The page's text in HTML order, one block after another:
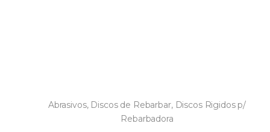
Abrasivos, Discos de Rebarbar, Discos Rigidos p/
Rebarbadora